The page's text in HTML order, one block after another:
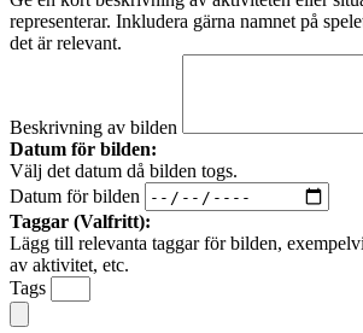
representerar. Inkludera gärna namnet på
det är relevant.
Beskrivning av bilden
Datum för bilden:
Välj det datum då bilden togs.
Datum för bilden
Taggar (Valfritt):
Lägg till relevanta taggar för bilden,
av aktivitet, etc.
Tags